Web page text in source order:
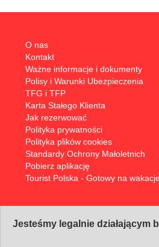
O nas
Kontakt
Ważne informacje i dokumenty
Polisy i Warunki Ubezpieczenia
TFG i TFP
Karta Stałego Klienta
Jak rezerwować
Polityka prywatności
Polityka plików cookies
Standardy Ochrony Małoletnich
Pobierz aplikację
Tourist Polska - Gotowy na
Jesteśmy legalnie działającym